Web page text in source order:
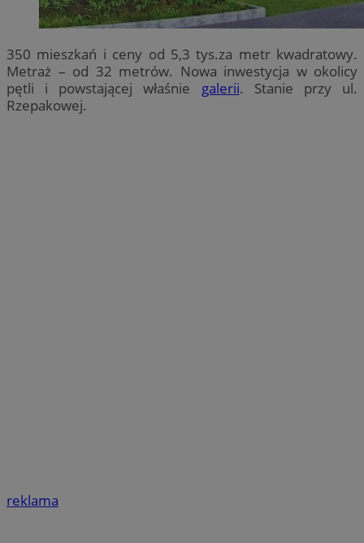
350 mieszkań i ceny od 5,3 tys.za metr kwadratowy.
Metraż – od 32 metrów. Nowa inwestycja w okolicy
pętli i powstającej właśnie galerii. Stanie przy ul.
Rzepakowej.
reklama